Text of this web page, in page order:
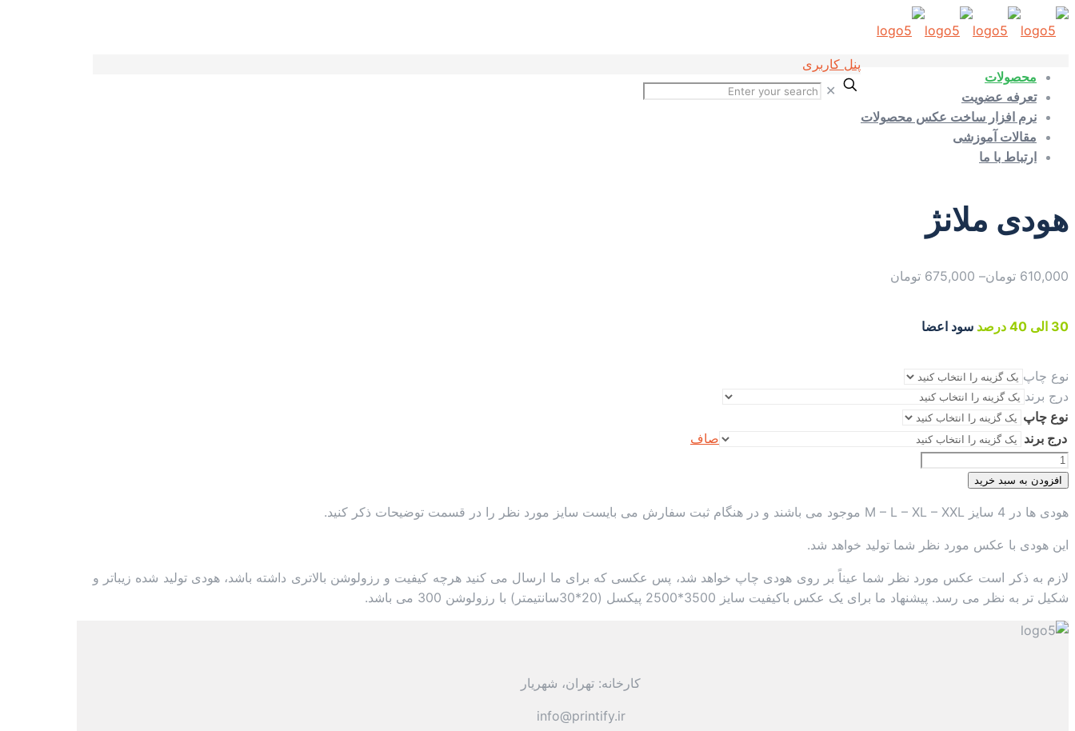
محصولات
تعرفه عضویت
نرم افزار ساخت عکس محصولات
مقالات آموزشی
ارتباط با ما
پنل کاربری
✕
هودی ملانژ
610,000 تومان–
675,000 تومان
30 الی 40 درصد سود اعضا
نوع چاپ
درج برند
نوع چاپ
درج برند
صاف
هودی
ملانژ
افزودن به سبد خرید
هودی ها در 4 سایز M – L – XL – XXL موجود می باشند و در هنگام ثبت سفارش می بایست سایز مورد نظر را در قسمت توضیحات ذکر کنید.
این هودی با عکس مورد نظر شما تولید خواهد شد.
لازم به ذکر است عکس مورد نظر شما عیناً بر روی هودی چاپ خواهد شد، پس عکسی که برای ما ارسال می کنید هرچه کیفیت و رزولوشن بالاتری داشته باشد، هودی تولید شده زیباتر و
شکیل تر به نظر می رسد. پیشنهاد ما برای یک عکس باکیفیت سایز 3500*2500 پیکسل (20*30سانتیمتر) با رزولوشن 300 می باشد.
کارخانه: تهران، شهریار
info@printify.ir